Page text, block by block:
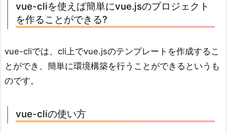
vue-cliを使えば簡単にvue.jsのプロジェクト
を作ることができる?
vue-cliでは、cli上でvue.jsのテンプレートを作成するこ
とができ、簡単に環境構築を行うことができるというも
のです。
vue-cliの使い方